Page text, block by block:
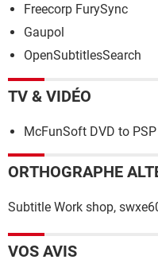
Freecorp FurySync
Gaupol
OpenSubtitlesSearch
TV & VIDÉO
McFunSoft DVD to
ORTHOGRAPHE
Subtitle Work shop,
VOS AVIS